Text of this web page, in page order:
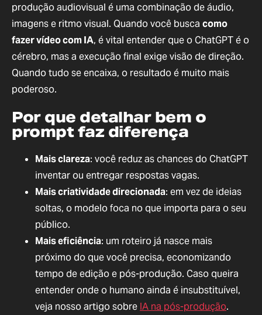
produção audiovisual é uma combinação de áudio,
imagens e ritmo visual. Quando você busca como
fazer vídeo com IA, é vital entender que o ChatGPT é o
cérebro, mas a execução final exige visão de direção.
Quando tudo se encaixa, o resultado é muito mais
poderoso.
Por que detalhar bem o
prompt faz diferença
Mais clareza: você reduz as chances do ChatGPT
inventar ou entregar respostas vagas.
Mais criatividade direcionada: em vez de ideias
soltas, o modelo foca no que importa para o seu
público.
Mais eficiência: um roteiro já nasce mais
próximo do que você precisa, economizando
tempo de edição e pós-produção. Caso queira
entender onde o humano ainda é insubstituível,
veja nosso artigo sobre IA na pós-produção.